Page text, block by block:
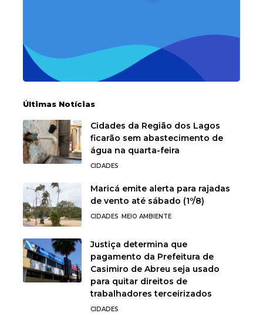
Últimas Notícias
Cidades da Região dos Lagos
ficarão sem abastecimento de
água na quarta-feira
CIDADES
Maricá emite alerta para rajadas
de vento até sábado (1º/8)
CIDADES MEIO AMBIENTE
Justiça determina que
pagamento da Prefeitura de
Casimiro de Abreu seja usado
para quitar direitos de
trabalhadores terceirizados
CIDADES